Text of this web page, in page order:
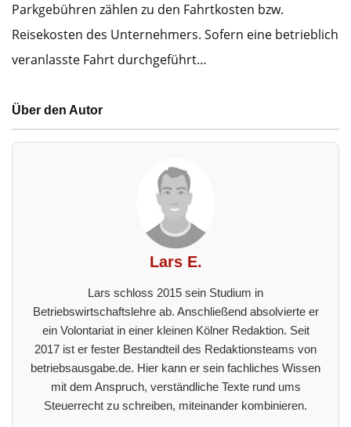
Parkgebühren zählen zu den Fahrtkosten bzw.
Reisekosten des Unternehmers. Sofern eine betrieblich
veranlasste Fahrt durchgeführt…
Über den Autor
Lars E.
Lars schloss 2015 sein Studium in
Betriebswirtschaftslehre ab. Anschließend absolvierte er
ein Volontariat in einer kleinen Kölner Redaktion. Seit
2017 ist er fester Bestandteil des Redaktionsteams von
betriebsausgabe.de. Hier kann er sein fachliches Wissen
mit dem Anspruch, verständliche Texte rund ums
Steuerrecht zu schreiben, miteinander kombinieren.